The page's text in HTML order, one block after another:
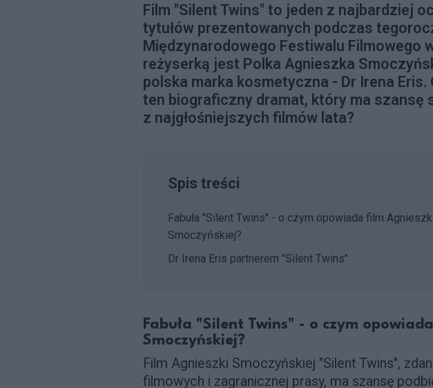
Film "Silent Twins" to jeden z najbardziej
tytułów prezentowanych podczas
Międzynarodowego Festiwalu Filmowego
reżyserką jest Polka Agnieszka
polska marka kosmetyczna - Dr Irena Eris.
ten biograficzny dramat, który ma szansę
z najgłośniejszych filmów lata?
Spis treści
Fabuła "Silent Twins" - o czym opowiada film
Smoczyńskiej?
Dr Irena Eris partnerem "Silent Twins"
Fabuła "Silent Twins" - o czym
Smoczyńskiej?
Film Agnieszki Smoczyńskiej "Silent Twins",
filmowych i zagranicznej prasy, ma szansę